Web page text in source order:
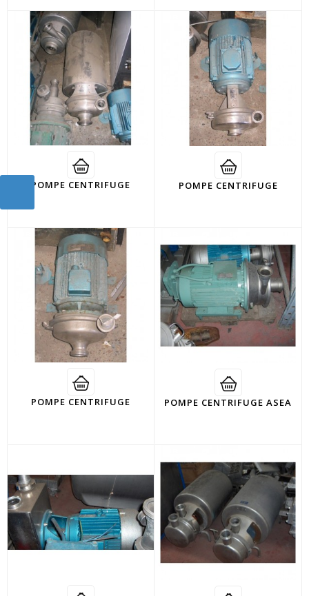
POMPE CENTRIFUGE POMPE CENTRIFUGE
POMPE CENTRIFUGE POMPE CENTRIFUGE ASEA